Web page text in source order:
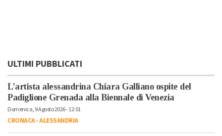
ULTIMI PUBBLICATI
L’artista alessandrina Chiara Galliano ospite del
Padiglione Grenada alla Biennale di Venezia
Domenica, 9 Agosto 2026 - 12:01
CRONACA-ALESSANDRIA